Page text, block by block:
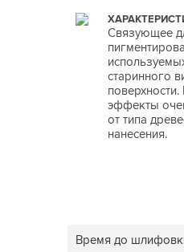
Связующее
старинного
эффекты
от типа
нанесения.
Время до